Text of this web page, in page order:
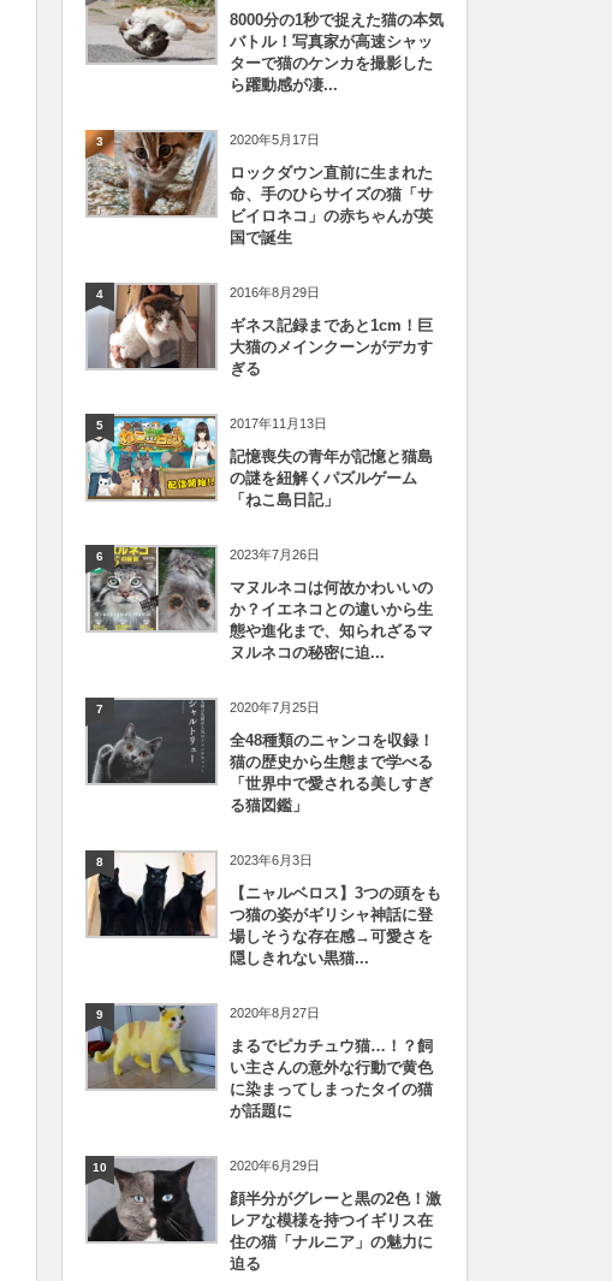
8000分の1秒で捉えた猫の本気
バトル！写真家が高速シャッ
ターで猫のケンカを撮影した
ら躍動感が凄...
3 2020年5月17日
ロックダウン直前に生まれた
命、手のひらサイズの猫「サ
ビイロネコ」の赤ちゃんが英
国で誕生
4 2016年8月29日
ギネス記録まであと1cm！巨
大猫のメインクーンがデカす
ぎる
5 2017年11月13日
記憶喪失の青年が記憶と猫島
の謎を紐解くパズルゲーム
「ねこ島日記」
6 2023年7月26日
マヌルネコは何故かわいいの
か？イエネコとの違いから生
態や進化まで、知られざるマ
ヌルネコの秘密に迫...
7 2020年7月25日
全48種類のニャンコを収録！
猫の歴史から生態まで学べる
「世界中で愛される美しすぎ
る猫図鑑」
8 2023年6月3日
【ニャルベロス】3つの頭をも
つ猫の姿がギリシャ神話に登
場しそうな存在感→可愛さを
隠しきれない黒猫...
9 2020年8月27日
まるでピカチュウ猫…！？飼
い主さんの意外な行動で黄色
に染まってしまったタイの猫
が話題に
10 2020年6月29日
顔半分がグレーと黒の2色！激
レアな模様を持つイギリス在
住の猫「ナルニア」の魅力に
迫る